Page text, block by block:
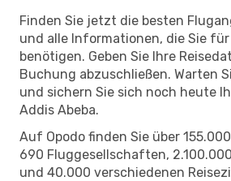
Finden Sie jetzt die besten
und alle Informationen, die Sie für
benötigen. Geben Sie Ihre
Buchung abzuschließen. Warten
und sichern Sie sich noch heute
Addis Abeba.
Auf Opodo finden Sie über
690 Fluggesellschaften,
und 40.000 verschiedenen